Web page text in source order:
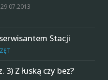
29.07.2013
Stacji
3) Z łuską czy bez?